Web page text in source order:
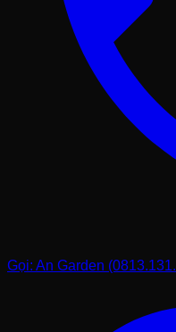
Gọi: An Garden